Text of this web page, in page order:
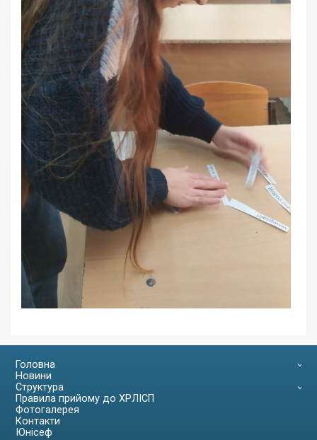
Головна
Новини
Структура
Правила прийому до ХРЛІСП
Фотогалерея
Контакти
Юнісеф